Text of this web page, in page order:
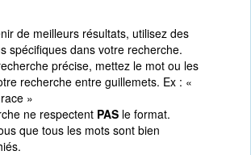
de meilleurs résultats, utilisez des
spécifiques dans votre recherche.
précise, mettez le mot ou les
recherche entre guillemets. Ex : «
»
ne respectent PAS le format.
que tous les mots sont bien